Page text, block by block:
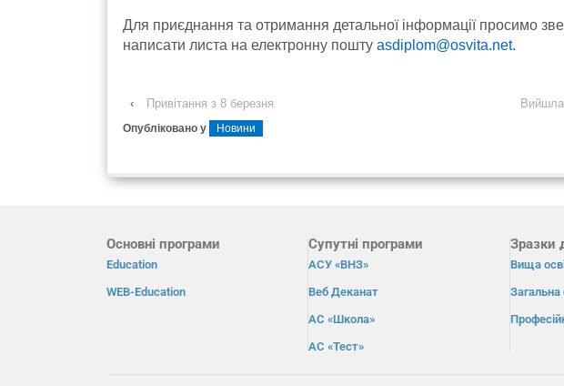
Для приєднання та отримання детальної інформації просимо
написати листа на електронну пошту asdiplom@osvita.net.
‹ Привітання з 8 березня Вийшла
Опубліковано у Новини
Основні програми
Education
WEB-Education
Супутні програми
АСУ «ВНЗ»
Веб Деканат
АС «Школа»
АС «Тест»
Зразки
Вища
Загальна